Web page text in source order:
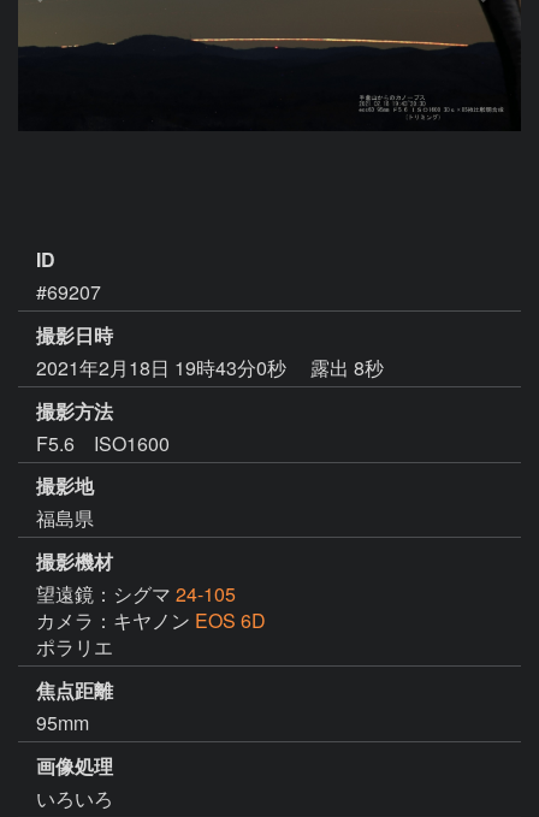
ID
#69207
撮影日時
2021年2月18日 19時43分0秒
露出 8秒
撮影方法
F5.6 ISO1600
撮影地
福島県
撮影機材
望遠鏡：シグマ 24-105
カメラ：キヤノン EOS 6D
ポラリエ
焦点距離
95mm
画像処理
いろいろ